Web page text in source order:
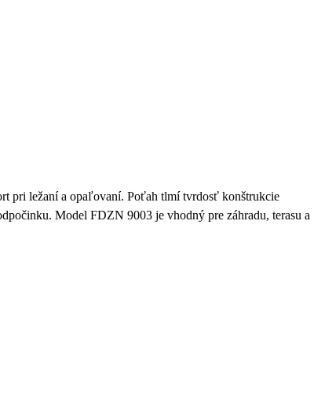
pri ležaní a opaľovaní. Poťah tlmí tvrdosť konštrukcie
Model FDZN 9003 je vhodný pre záhradu, terasu a